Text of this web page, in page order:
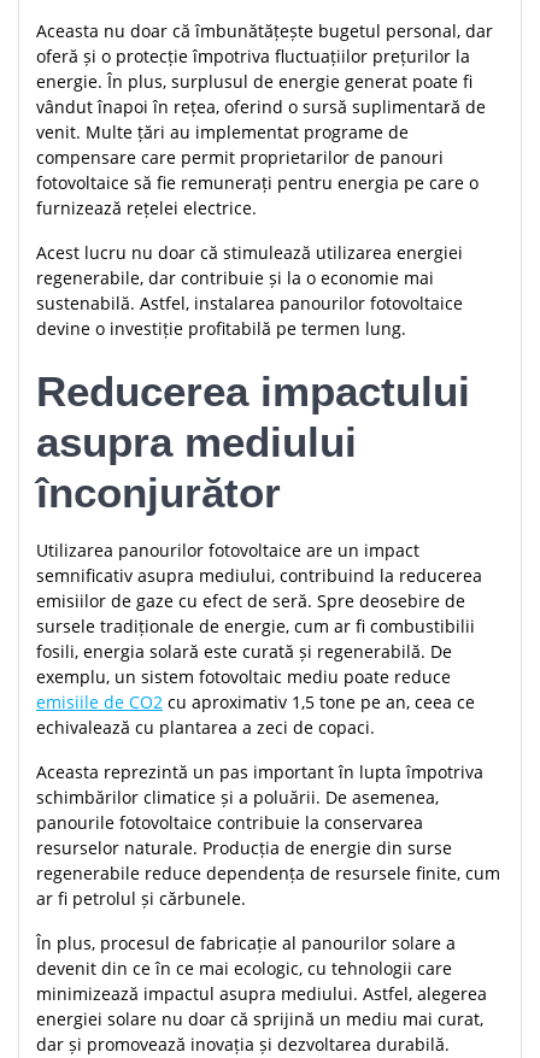
Aceasta nu doar că îmbunătățește bugetul personal, dar
oferă și o protecție împotriva fluctuațiilor prețurilor la
energie. În plus, surplusul de energie generat poate fi
vândut înapoi în rețea, oferind o sursă suplimentară de
venit. Multe țări au implementat programe de
compensare care permit proprietarilor de panouri
fotovoltaice să fie remunerați pentru energia pe care o
furnizează rețelei electrice.
Acest lucru nu doar că stimulează utilizarea energiei
regenerabile, dar contribuie și la o economie mai
sustenabilă. Astfel, instalarea panourilor fotovoltaice
devine o investiție profitabilă pe termen lung.
Reducerea impactului
asupra mediului
înconjurător
Utilizarea panourilor fotovoltaice are un impact
semnificativ asupra mediului, contribuind la reducerea
emisiilor de gaze cu efect de seră. Spre deosebire de
sursele tradiționale de energie, cum ar fi combustibilii
fosili, energia solară este curată și regenerabilă. De
exemplu, un sistem fotovoltaic mediu poate reduce
emisiile de CO2 cu aproximativ 1,5 tone pe an, ceea ce
echivalează cu plantarea a zeci de copaci.
Aceasta reprezintă un pas important în lupta împotriva
schimbărilor climatice și a poluării. De asemenea,
panourile fotovoltaice contribuie la conservarea
resurselor naturale. Producția de energie din surse
regenerabile reduce dependența de resursele finite, cum
ar fi petrolul și cărbunele.
În plus, procesul de fabricație al panourilor solare a
devenit din ce în ce mai ecologic, cu tehnologii care
minimizează impactul asupra mediului. Astfel, alegerea
energiei solare nu doar că sprijină un mediu mai curat,
dar și promovează inovația și dezvoltarea durabilă.